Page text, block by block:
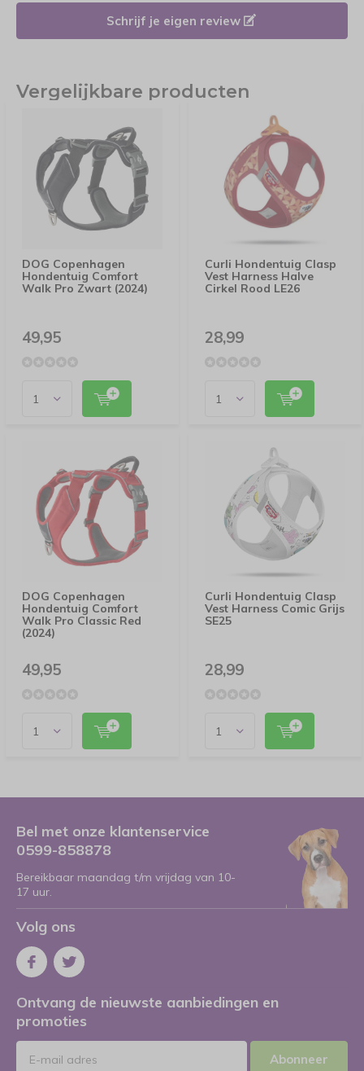
Schrijf je eigen review
Vergelijkbare producten
DOG Copenhagen
Hondentuig Comfort
Walk Pro Zwart (2024)
49,95
Curli Hondentuig Clasp
Vest Harness Halve
Cirkel Rood LE26
28,99
DOG Copenhagen
Hondentuig Comfort
Walk Pro Classic Red
(2024)
49,95
Curli Hondentuig Clasp
Vest Harness Comic Grijs
SE25
28,99
Bel met onze klantenservice
0599-858878
Bereikbaar maandag t/m vrijdag van 10-
17 uur.
Volg ons
Ontvang de nieuwste aanbiedingen en
promoties
Abonneer